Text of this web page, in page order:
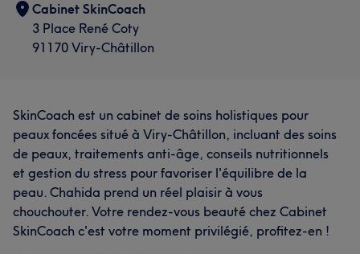
Cabinet SkinCoach
3 Place René Coty
91170 Viry-Châtillon
SkinCoach est un cabinet de soins holistiques pour
peaux foncées situé à Viry-Châtillon, incluant des soins
de peaux, traitements anti-âge, conseils nutritionnels
et gestion du stress pour favoriser l'équilibre de la
peau. Chahida prend un réel plaisir à vous
chouchouter. Votre rendez-vous beauté chez Cabinet
SkinCoach c'est votre moment privilégié, profitez-en !